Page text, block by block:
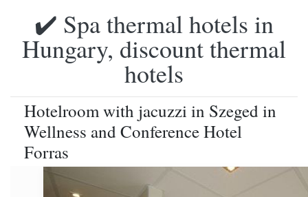
✔️ Spa thermal hotels in
Hungary, discount thermal
hotels
Hotelroom with jacuzzi in Szeged in
Wellness and Conference Hotel
Forras